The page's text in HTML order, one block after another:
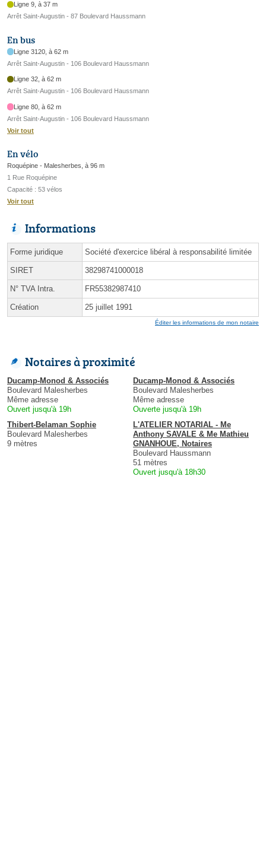
Ligne 9, à 37 m
Arrêt Saint-Augustin - 87 Boulevard Haussmann
En bus
Ligne 3120, à 62 m
Arrêt Saint-Augustin - 106 Boulevard Haussmann
Ligne 32, à 62 m
Arrêt Saint-Augustin - 106 Boulevard Haussmann
Ligne 80, à 62 m
Arrêt Saint-Augustin - 106 Boulevard Haussmann
Voir tout
En vélo
Roquépine - Malesherbes, à 96 m
1 Rue Roquépine
Capacité : 53 vélos
Voir tout
Informations
Forme juridique Société d'exercice libéral à responsabilité limitée
SIRET 38298741000018
N° TVA Intra. FR55382987410
Création 25 juillet 1991
Éditer les informations de mon notaire
Notaires à proximité
Ducamp-Monod & Associés
Boulevard Malesherbes
Même adresse
Ouvert jusqu'à 19h
Ducamp-Monod & Associés
Boulevard Malesherbes
Même adresse
Ouverte jusqu'à 19h
Thibert-Belaman Sophie
Boulevard Malesherbes
9 mètres
L'ATELIER NOTARIAL - Me
Anthony SAVALE & Me Mathieu
GNANHOUE, Notaires
Boulevard Haussmann
51 mètres
Ouvert jusqu'à 18h30